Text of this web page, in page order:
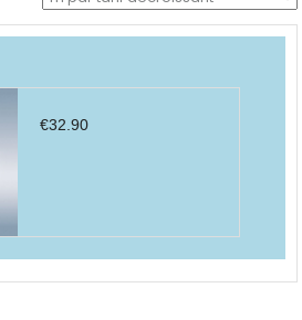
€32.90